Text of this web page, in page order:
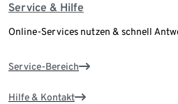
Service & Hilfe
Online-Services nutzen & schnell
Service-Bereich
Hilfe & Kontakt